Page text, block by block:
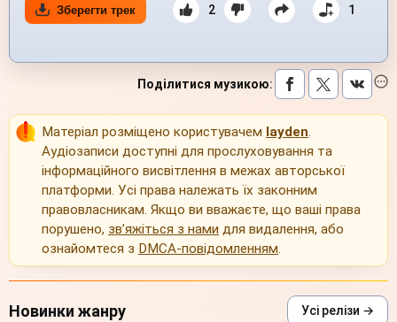
Зберегти трек 2 1
Поділитися музикою:
Матеріал розміщено користувачем layden.
Аудіозаписи доступні для прослуховування та
інформаційного висвітлення в межах авторської
платформи. Усі права належать їх законним
правовласникам. Якщо ви вважаєте, що ваші права
порушено, зв’яжіться з нами для видалення, або
ознайомтеся з DMCA-повідомленням.
Новинки жанру Усі релізи →